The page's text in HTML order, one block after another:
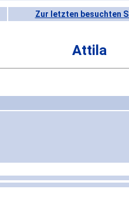
Zur letzten besuchten
Attila